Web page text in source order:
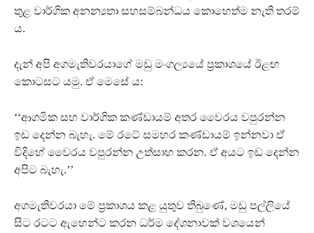
තුළ වාර්ගික අනන්‍යතා සහසම්බන්ධය කොහෙත්ම නැති තරම්
ය.
දැන් අපි අගමැතිවරයාගේ මඩු මංගල්‍යයේ ප‍්‍රකාශයේ ඊළඟ
කොටසට යමු. ඒ මෙසේ ය:
‘‘ආගමික සහ වාර්ගික කණ්ඩායම් අතර වෛරය වපුරන්න
ඉඩ දෙන්න බැහැ. මේ රටේ සමහර කණ්ඩායම් ඉන්නවා ඒ
විදිහේ වෛරය වපුරන්න උත්සාහ කරන. ඒ අයට ඉඩ දෙන්න
අපිට බැහැ.’’
අගමැතිවරයා මේ ප‍්‍රකාශය කළ යුතුව තිබුණේ, මඩු පල්ලියේ
සිට රටට ඇහෙන්ට කරන ධර්ම දේශනාවක් වශයෙන්